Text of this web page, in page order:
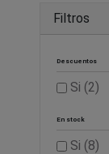
Filtros
Descuentos
Si (2)
En stock
Si (8)